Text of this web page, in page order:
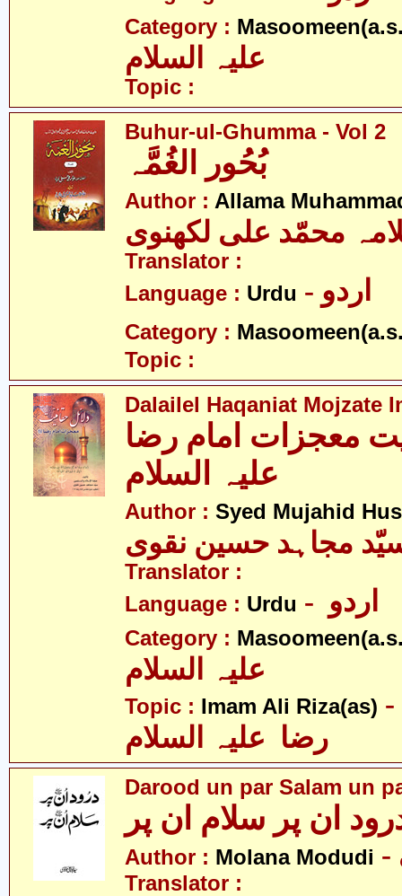
Category :
Topic :
Buhur-ul-Ghumma - Vol 2
بُحُور الغُمَّہ
Author : Allama
محمّد علی لکھنوی
Translator :
Language : Urdu - اردو
Category :
Topic :
Dalailel Haqaniat Mojzate
معجزات امام رضا
Author : Syed Mujahid
مجاہد حسین نقوی
Translator :
Language : Urdu
Category :
Topic : Imam Ali Riza(as) - امام علی
رضا علیہ السلام
Darood un par Salam un
ان پر سلام ان پر
Author : Molana Modudi
Translator :